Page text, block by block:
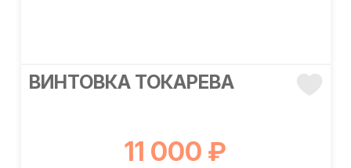
ВИНТОВКА ТОКАРЕВА
11 000 ₽